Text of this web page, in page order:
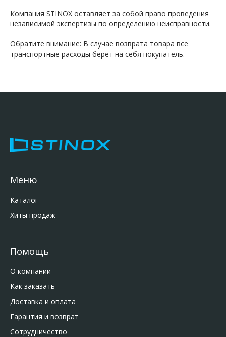
Компания STINOX оставляет за собой право проведения
независимой экспертизы по определению неисправности.
Обратите внимание: В случае возврата товара все
транспортные расходы берёт на себя покупатель.
Каталог
Хиты продаж
О компании
Доставка и оплата
Гарантия и возврат
Сотрудничество
Как заказать
Меню
Помощь